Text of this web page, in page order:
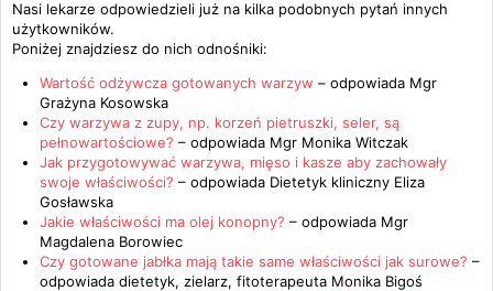
Nasi lekarze odpowiedzieli już na kilka podobnych pytań innych
użytkowników.
Poniżej znajdziesz do nich odnośniki:
Wartość odżywcza gotowanych warzyw – odpowiada Mgr
Grażyna Kosowska
Czy warzywa z zupy, np. korzeń pietruszki, seler, są
pełnowartościowe? – odpowiada Mgr Monika Witczak
Jak przygotowywać warzywa, mięso i kasze aby zachowały
swoje właściwości? – odpowiada Dietetyk kliniczny Eliza
Gosławska
Jakie właściwości ma olej konopny? – odpowiada Mgr
Magdalena Borowiec
Czy gotowane jabłka mają takie same właściwości jak surowe? –
odpowiada dietetyk, zielarz, fitoterapeuta Monika Bigoś